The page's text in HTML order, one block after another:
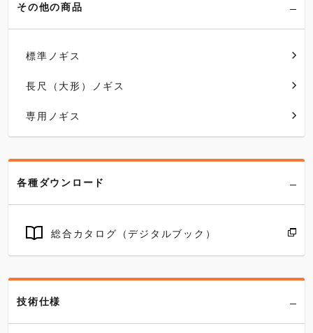
その他の商品
標準ノギス
長尺（大形）ノギス
専用ノギス
各種ダウンロード
総合カタログ（デジタルブック）
技術仕様